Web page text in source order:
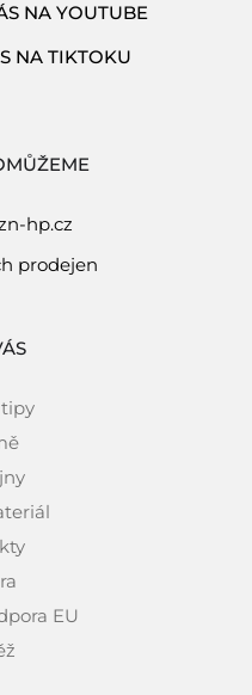
hp.cz
prodejen
EU
NA YOUTUBE
NA TIKTOKU